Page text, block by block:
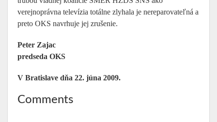
verejnoprávna televízia totálne zlyhala je nereparovateľná a
preto OKS navrhuje jej zrušenie.
Peter Zajac
predseda OKS
V Bratislave dňa 22. júna 2009.
Comments